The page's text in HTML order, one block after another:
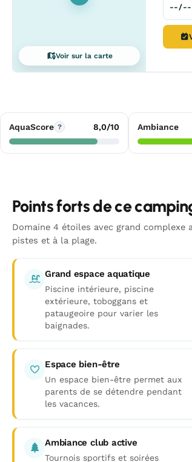
Voir sur la carte
AquaScore ? 8,0/10 Ambiance
Points forts de ce
Domaine 4 étoiles avec grand
pistes et à la plage.
Grand espace aquatique
Piscine intérieure, piscine
extérieure, toboggans et
pataugeoire pour varier les
baignades.
Espace bien-être
Un espace bien-être permet aux
parents de se détendre pendant
les vacances.
Ambiance club active
Tournois sportifs et soirées